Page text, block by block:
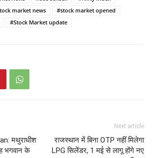
market news
#stock market opened
#Stock Market update
मथुराधीश
भगवान के
Next article
राजस्थान में बिना OTP नहीं मिलेगा
LPG सिलेंडर, 1 मई से लागू होंगे नए